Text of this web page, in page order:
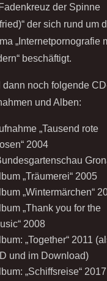
der Spinne
der sich rund um
„Internetpornografie
beschäftigt.
dann noch folgende
und Alben:
„Tausend rote
2004
„Träumerei“ 2005
„Wintermärchen“
„Thank you for the
2008
„Together“ 2011
und im Download)
„Schiffsreise“